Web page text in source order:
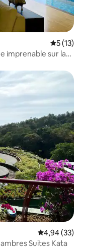
5 (13)
imprenable sur la
Évaluation
4,94 (33)
Suites Kata